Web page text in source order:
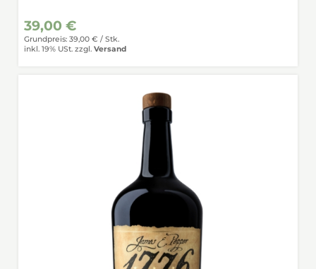
39,00 €
Grundpreis: 39,00 € / Stk.
inkl. 19% USt. zzgl. Versand